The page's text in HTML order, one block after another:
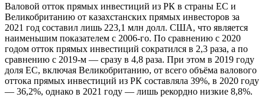
Валовой отток прямых инвестиций из РК в страны ЕС и
Великобританию от казахстанских прямых инвесторов за
2021 год составил лишь 223,1 млн долл. США, что является
наименьшим показателем с 2006-го. По сравнению с 2020
годом отток прямых инвестиций сократился в 2,3 раза, а по
сравнению с 2019-м — сразу в 4,8 раза. При этом в 2019 году
доля ЕС, включая Великобританию, от всего объёма валового
оттока прямых инвестиций из РК составляла 39%, в 2020 году
— 36,2%, однако в 2021 году — лишь рекордно низкие 8,8%.